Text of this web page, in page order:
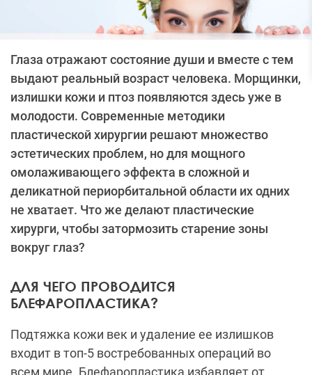
Глаза отражают состояние души и вместе с тем
выдают реальный возраст человека. Морщинки,
излишки кожи и птоз появляются здесь уже в
молодости. Современные методики
пластической хирургии решают множество
эстетических проблем, но для мощного
омолаживающего эффекта в сложной и
деликатной периорбитальной области их одних
не хватает. Что же делают пластические
хирурги, чтобы затормозить старение зоны
вокруг глаз?
ДЛЯ ЧЕГО ПРОВОДИТСЯ
БЛЕФАРОПЛАСТИКА?
Подтяжка кожи век и удаление ее излишков
входит в топ-5 востребованных операций во
всем мире. Блефаропластика избавляет от